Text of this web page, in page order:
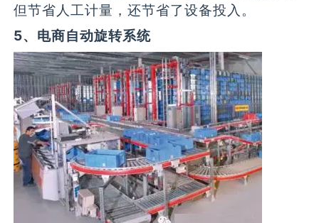
但节省人工计量，还节省了设备投入。
5、电商自动旋转系统